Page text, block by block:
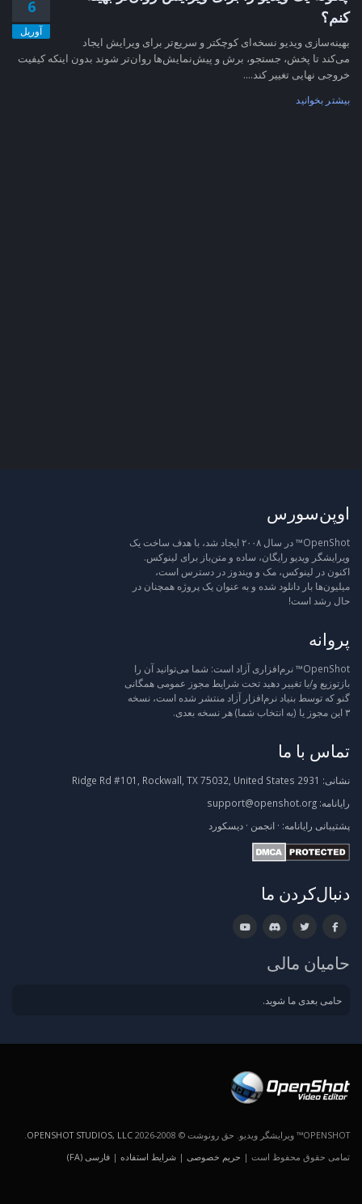
6
آوریل
کنم؟
بهینه‌سازی ویدیو نسخه‌ای کوچکتر و سریع‌تر برای ویرایش ایجاد
می‌کند تا پخش، جستجو، برش و پیش‌نمایش‌ها روان‌تر شوند بدون اینکه کیفیت
خروجی نهایی تغییر کند....
بیشتر بخوانید
اوپن‌سورس
OpenShot™ در سال ۲۰۰۸ ایجاد شد، با هدف ساخت یک
ویرایشگر ویدیو رایگان، ساده و متن‌باز برای لینوکس.
اکنون در لینوکس، مک و ویندوز در دسترس است،
میلیون‌ها بار دانلود شده و به عنوان یک پروژه همچنان در
حال رشد است!
پروانه
OpenShot™ نرم‌افزاری آزاد است: شما می‌توانید آن را
بازتوزیع و/یا تغییر دهید تحت شرایط مجوز عمومی همگانی
گنو که توسط بنیاد نرم‌افزار آزاد منتشر شده است، نسخه
۳ این مجوز یا (به انتخاب شما) هر نسخه بعدی.
تماس با ما
نشانی:
رایانامه: support@openshot.org
پشتیبانی رایانامه: · انجمن · دیسکورد
دنبال‌کردن ما
حامیان مالی
حامی بعدی ما شوید.
OPENSHOT™ ویرایشگر ویدیو. حق رونوشت © 2008-2026 OPENSHOT STUDIOS, LLC
تمامی حقوق محفوظ است | حریم خصوصی | شرایط استفاده | فارسی (FA)